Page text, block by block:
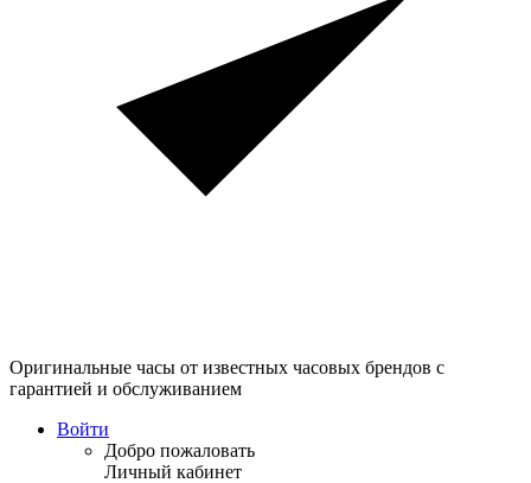
Оригинальные часы от известных часовых брендов с
гарантией и обслуживанием
Войти
Добро пожаловать
Личный кабинет